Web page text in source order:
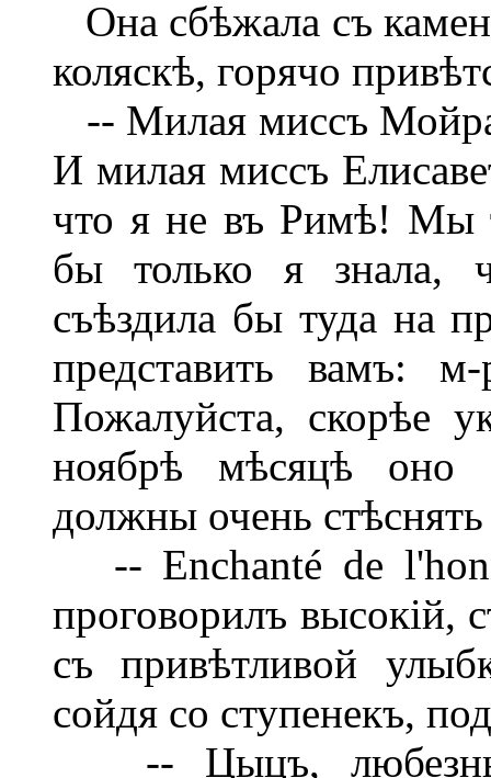
Она сбѣжала съ
коляскѣ, горячо
-- Милая миссъ
И милая миссъ
что я не въ Римѣ! Мы
бы только я знала,
съѣздила бы туда на
представить вамъ:
Пожалуйста, скорѣе
ноябрѣ мѣсяцѣ оно
должны очень
-- Enchanté de
проговорилъ высокій,
съ привѣтливой
сойдя со ступенекъ,
-- Цыцъ,